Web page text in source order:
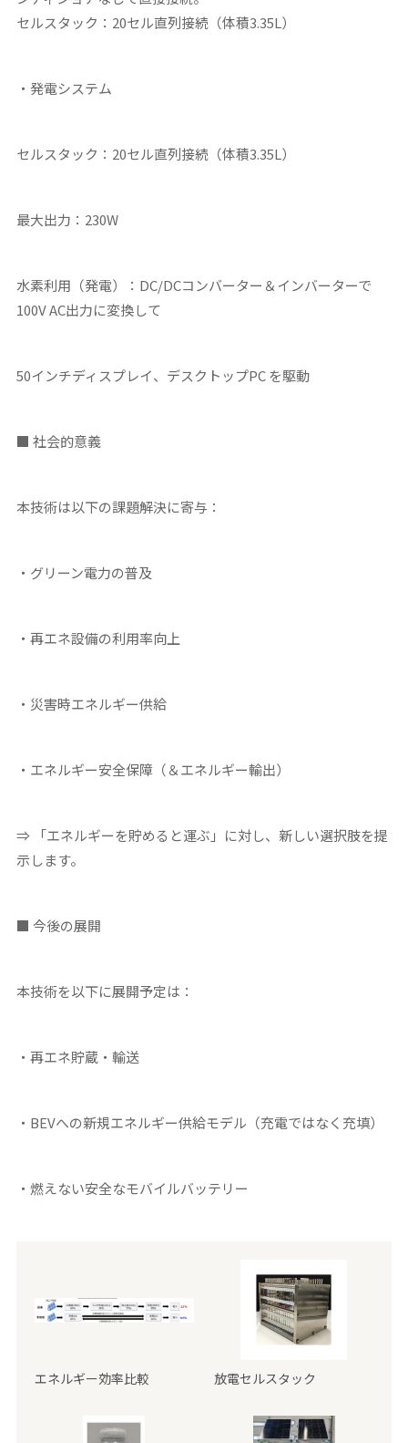
セルスタック ：20セル直列接続（体積3.35L）
・発電システム
セルスタック：20セル直列接続（体積3.35L）
最大出力：230W
水素利用（発電）：DC/DCコンバーター＆インバーターで
100V AC出力に変換して
50インチディスプレイ、デスクトップPC を駆動
■ 社会的意義
本技術は以下の課題解決に寄与：
・グリーン電力の普及
・再エネ設備の利用率向上
・災害時エネルギー供給
・エネルギー安全保障（＆エネルギー輸出）
⇒ 「エネルギーを貯めると運ぶ」に対し、新しい選択肢を提
示します。
■ 今後の展開
本技術を以下に展開予定は：
・再エネ貯蔵・輸送
・BEVへの新規エネルギー供給モデル（充電ではなく充填）
・燃えない安全なモバイルバッテリー
エネルギー効率比較 放電セルスタック